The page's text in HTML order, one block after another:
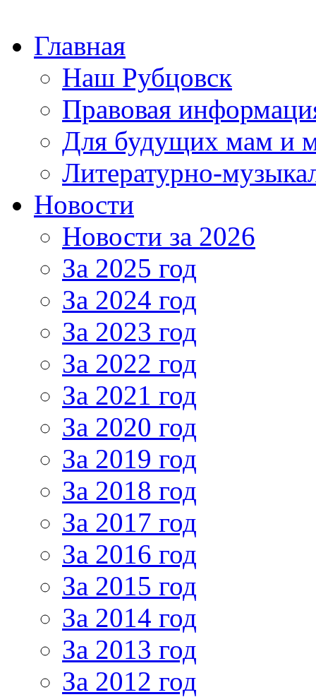
Главная
Наш Рубцовск
Правовая
Для будущих мам и
Литературно-
Новости
Новости за 2026
За 2025 год
За 2024 год
За 2023 год
За 2022 год
За 2021 год
За 2020 год
За 2019 год
За 2018 год
За 2017 год
За 2016 год
За 2015 год
За 2014 год
За 2013 год
За 2012 год